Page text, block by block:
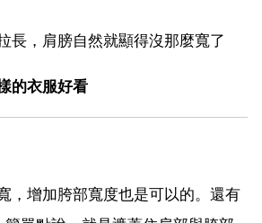
長，肩膀自然就顯得沒那麼寬了
的衣服好看
，增加胯部寬度也是可以的。還有